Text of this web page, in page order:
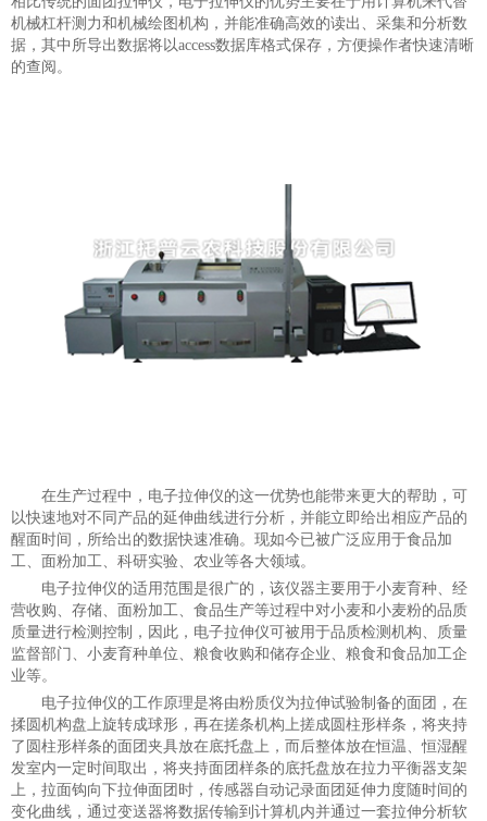
机械杠杆测力和机械绘图机构，并能准确高效的读出、采集和分析数
据，其中所导出数据将以access数据库格式保存，方便操作者快速清晰
的查阅。
在生产过程中，电子拉伸仪的这一优势也能带来更大的帮助，可
以快速地对不同产品的延伸曲线进行分析，并能立即给出相应产品的
醒面时间，所给出的数据快速准确。现如今已被广泛应用于食品加
工、面粉加工、科研实验、农业等各大领域。
电子拉伸仪的适用范围是很广的，该仪器主要用于小麦育种、经
营收购、存储、面粉加工、食品生产等过程中对小麦和小麦粉的品质
质量进行检测控制，因此，电子拉伸仪可被用于品质检测机构、质量
监督部门、小麦育种单位、粮食收购和储存企业、粮食和食品加工企
业等。
电子拉伸仪的工作原理是将由粉质仪为拉伸试验制备的面团，在
揉圆机构盘上旋转成球形，再在搓条机构上搓成圆柱形样条，将夹持
了圆柱形样条的面团夹具放在底托盘上，而后整体放在恒温、恒湿醒
发室内一定时间取出，将夹持面团样条的底托盘放在拉力平衡器支架
上，拉面钩向下拉伸面团时，传感器自动记录面团延伸力度随时间的
变化曲线，通过变送器将数据传输到计算机内并通过一套拉伸分析软